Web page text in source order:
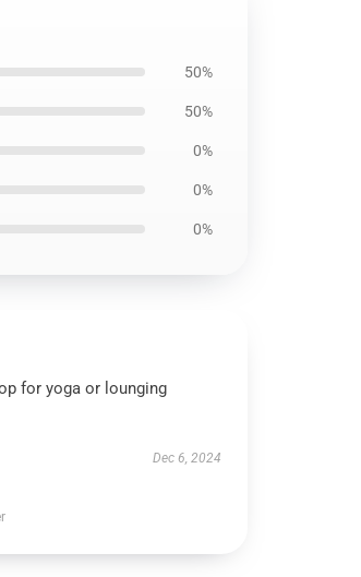
50%
50%
0%
0%
0%
for yoga or lounging
Dec 6, 2024